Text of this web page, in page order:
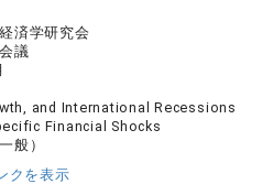
済学研究会
議
and International Recessions
Financial Shocks
般）
クを表示